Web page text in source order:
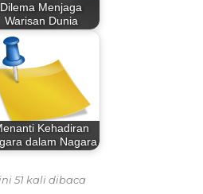
Dilema Menjaga
Warisan Dunia
Kehadiran
dalam Nagara
51 kali dibaca